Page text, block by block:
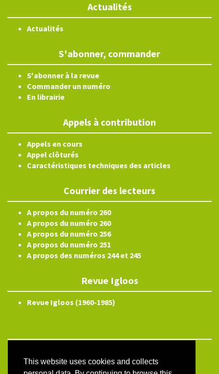
This website uses cookies and collects
Actualités
Actualités
S'abonner, commander
S'abonner à la revue
Commander un numéro
En librairie
Appels à contribution
Appels en cours
Appel clôturés
Caractéristiques techniques des articles
Courrier des lecteurs
A propos du numéro 260
A propos du numéro 260
A propos du numéro 256
A propos du numéro 251
A propos des numéros 244 et 245
Revue Igloos
Revue Igloos (1960-1985)
Site map